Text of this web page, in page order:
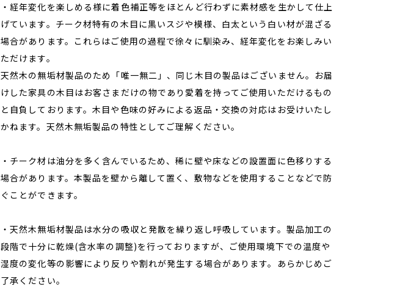
・経年変化を楽しめる様に着色補正等をほとんど行わずに素材感を生かして仕上
げています。チーク材特有の木目に黒いスジや模様、白太という白い材が混ざる
場合があります。これらはご使用の過程で徐々に馴染み、経年変化をお楽しみい
ただけます。
天然木の無垢材製品のため「唯一無二」、同じ木目の製品はございません。お届
けした家具の木目はお客さまだけの物であり愛着を持ってご使用いただけるもの
と自負しております。木目や色味の好みによる返品・交換の対応はお受けいたし
かねます。天然木無垢製品の特性としてご理解ください。
・チーク材は油分を多く含んでいるため、稀に壁や床などの設置面に色移りする
場合があります。本製品を壁から離して置く、敷物などを使用することなどで防
ぐことができます。
・天然木無垢材製品は水分の吸収と発散を繰り返し呼吸しています。製品加工の
段階で十分に乾燥(含水率の調整)を行っておりますが、ご使用環境下での温度や
湿度の変化等の影響により反りや割れが発生する場合があります。あらかじめご
了承ください。